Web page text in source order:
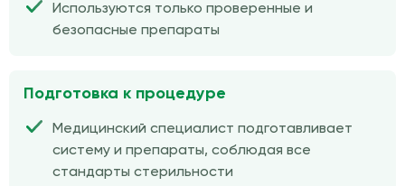
Используются только проверенные и
безопасные препараты
Подготовка к процедуре
Медицинский специалист подготавливает
систему и препараты, соблюдая все
стандарты стерильности